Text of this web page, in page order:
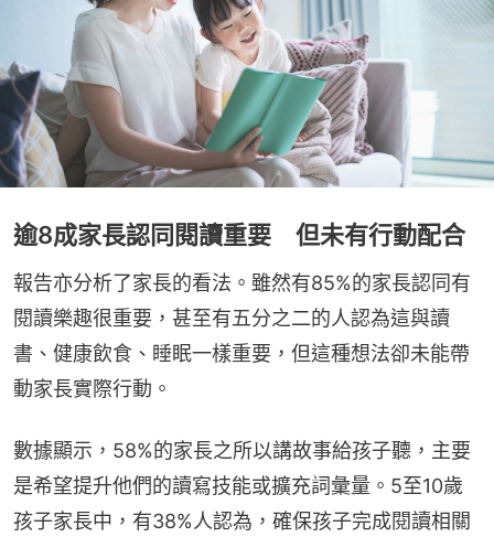
逾8成家長認同閱讀重要 但未有行動配合
報告亦分析了家長的看法。雖然有85%的家長認同有
閱讀樂趣很重要，甚至有五分之二的人認為這與讀
書、健康飲食、睡眠一樣重要，但這種想法卻未能帶
動家長實際行動。
數據顯示，58%的家長之所以講故事給孩子聽，主要
是希望提升他們的讀寫技能或擴充詞彙量。5至10歲
孩子家長中，有38%人認為，確保孩子完成閱讀相關